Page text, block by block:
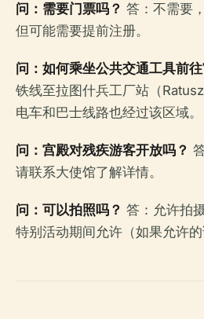
问：需要门票吗？ 答：不需要
但可能需要提前注册。
问：如何乘坐公共交通工具前往
铁线至拉图什兵工厂站（
电车和巴士线路也经过该区域。
问：宫殿对残疾游客开放吗？
请联系大使馆了解详情。
问：可以拍照吗？ 答：允许拍
特别活动期间允许（如果允许的